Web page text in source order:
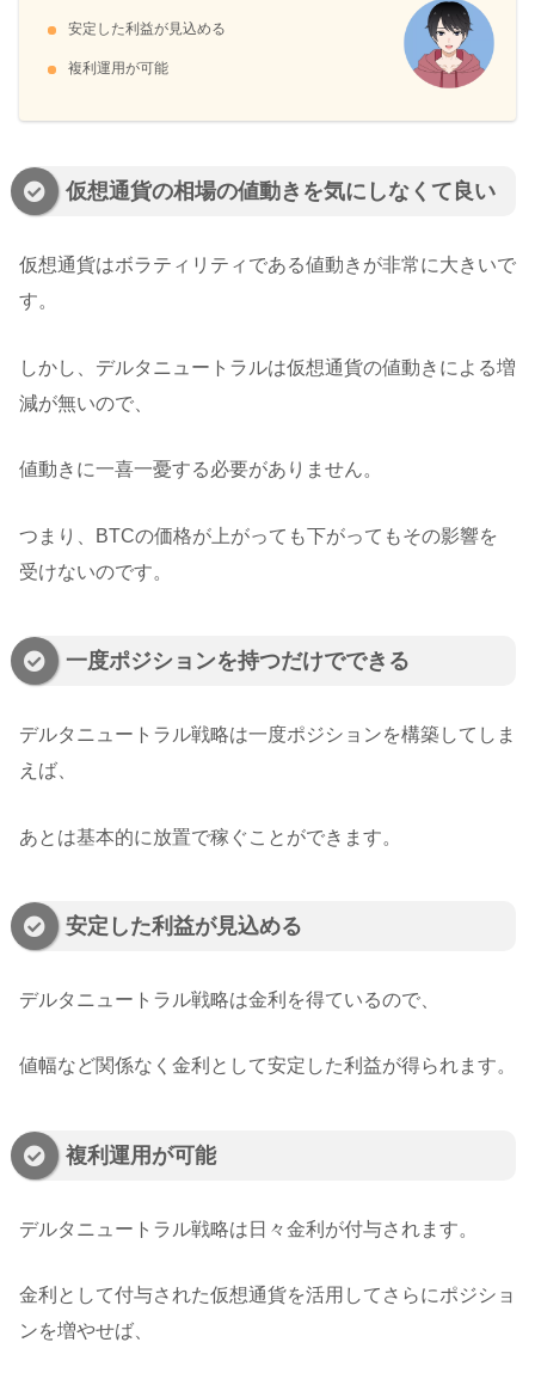
安定した利益が見込める
複利運用が可能
仮想通貨の相場の値動きを気にしなくて良い
仮想通貨はボラティリティである値動きが非常に大きいで
す。
しかし、デルタニュートラルは仮想通貨の値動きによる増
減が無いので、
値動きに一喜一憂する必要がありません。
つまり、BTCの価格が上がっても下がってもその影響を
受けないのです。
一度ポジションを持つだけでできる
デルタニュートラル戦略は一度ポジションを構築してしま
えば、
あとは基本的に放置で稼ぐことができます。
安定した利益が見込める
デルタニュートラル戦略は金利を得ているので、
値幅など関係なく金利として安定した利益が得られます。
複利運用が可能
デルタニュートラル戦略は日々金利が付与されます。
金利として付与された仮想通貨を活用してさらにポジショ
ンを増やせば、